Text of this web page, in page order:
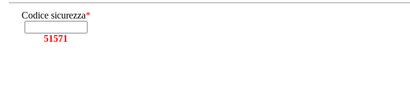
Codice sicurezza*
51571